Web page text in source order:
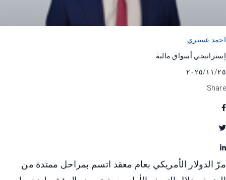
احمد عسيري
إستراتيجي أسواق مالية
٢٥‏/١١‏/٢٠٢٥
Share
مرّ الدولار الأمريكي بعام معقد اتسم بمراحل ممتدة من